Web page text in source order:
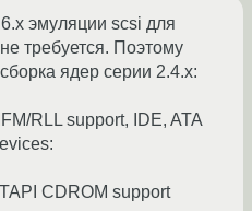
эмуляции scsi для
требуется. Поэтому
ядер серии 2.4.х:
RLL support, IDE, ATA
CDROM support